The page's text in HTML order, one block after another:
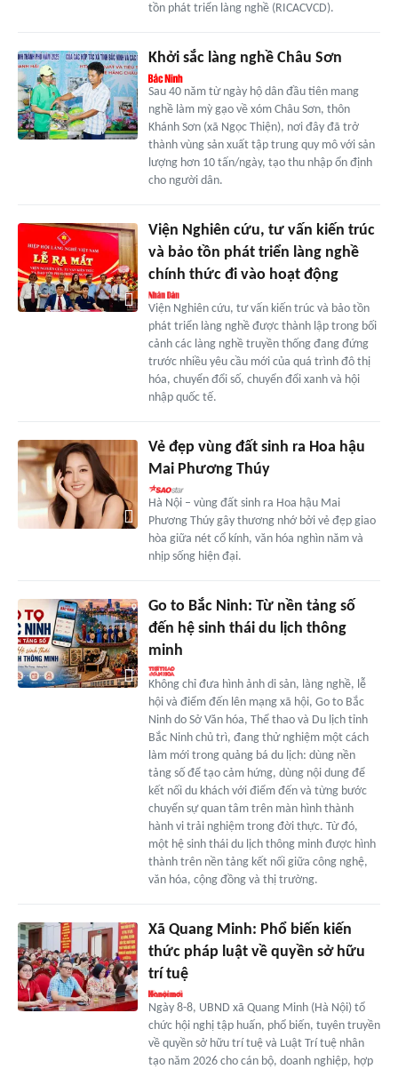
tồn phát triển làng nghề (RICACVCD).
Khởi sắc làng nghề Châu Sơn
Sau 40 năm từ ngày hộ dân đầu tiên mang
nghề làm mỳ gạo về xóm Châu Sơn, thôn
Khánh Sơn (xã Ngọc Thiện), nơi đây đã trở
thành vùng sản xuất tập trung quy mô với sản
lượng hơn 10 tấn/ngày, tạo thu nhập ổn định
cho người dân.
Viện Nghiên cứu, tư vấn kiến trúc
và bảo tồn phát triển làng nghề
chính thức đi vào hoạt động
Viện Nghiên cứu, tư vấn kiến trúc và bảo tồn
phát triển làng nghề được thành lập trong bối
cảnh các làng nghề truyền thống đang đứng
trước nhiều yêu cầu mới của quá trình đô thị
hóa, chuyển đổi số, chuyển đổi xanh và hội
nhập quốc tế.
Vẻ đẹp vùng đất sinh ra Hoa hậu
Mai Phương Thúy
Hà Nội – vùng đất sinh ra Hoa hậu Mai
Phương Thúy gây thương nhớ bởi vẻ đẹp giao
hòa giữa nét cổ kính, văn hóa nghìn năm và
nhịp sống hiện đại.
Go to Bắc Ninh: Từ nền tảng số
đến hệ sinh thái du lịch thông
minh
Không chỉ đưa hình ảnh di sản, làng nghề, lễ
hội và điểm đến lên mạng xã hội, Go to Bắc
Ninh do Sở Văn hóa, Thể thao và Du lịch tỉnh
Bắc Ninh chủ trì, đang thử nghiệm một cách
làm mới trong quảng bá du lịch: dùng nền
tảng số để tạo cảm hứng, dùng nội dung để
kết nối du khách với điểm đến và từng bước
chuyển sự quan tâm trên màn hình thành
hành vi trải nghiệm trong đời thực. Từ đó,
một hệ sinh thái du lịch thông minh được hình
thành trên nền tảng kết nối giữa công nghệ,
văn hóa, cộng đồng và thị trường.
Xã Quang Minh: Phổ biến kiến
thức pháp luật về quyền sở hữu
trí tuệ
Ngày 8-8, UBND xã Quang Minh (Hà Nội) tổ
chức hội nghị tập huấn, phổ biến, tuyên truyền
về quyền sở hữu trí tuệ và Luật Trí tuệ nhân
tạo năm 2026 cho cán bộ, doanh nghiệp, hợp